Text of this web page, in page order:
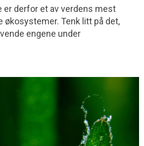
er derfor et av verdens mest
økosystemer. Tenk litt på det,
engene under